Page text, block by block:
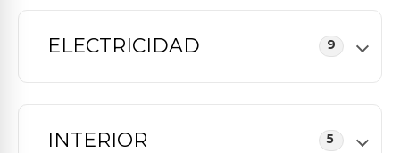
ELECTRICIDAD 9
INTERIOR 5